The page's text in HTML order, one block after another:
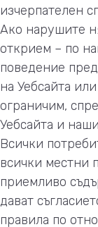
изчерпателен
Ако нарушите
открием – по
поведение
на Уебсайта
ограничим,
Уебсайта и
Всички
всички местни
приемливо
дават
правила по